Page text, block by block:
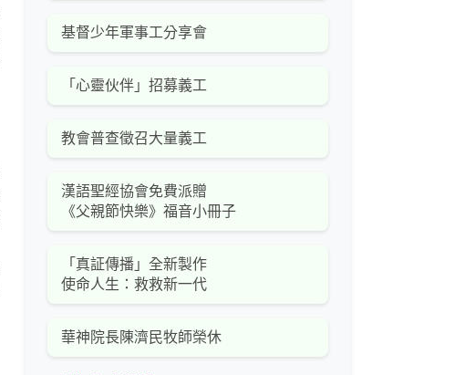
基督少年軍事工分享會
「心靈伙伴」招募義工
教會普查徵召大量義工
漢語聖經協會免費派贈
《父親節快樂》福音小冊子
「真証傳播」全新製作
使命人生：救救新一代
華神院長陳濟民牧師榮休